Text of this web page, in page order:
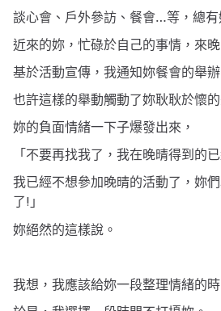
談心會、戶外參訪、餐會…等，總有
近來的妳，忙碌於自己的事情，來
基於活動宣傳，我通知妳餐會的舉辦
也許這樣的舉動觸動了妳耿耿於懷
妳的負面情緒一下子爆發出來，
「不要再找我了，我在晚晴得到的
我已經不想參加晚晴的活動了，妳
了! 」
妳絕然的這樣說。
我想，我應該給妳一段整理情緒的時